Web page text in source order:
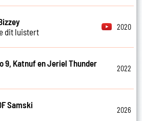
dit luistert
2020
9, Katnuf en Jeriel Thunder
2022
Samski
2026